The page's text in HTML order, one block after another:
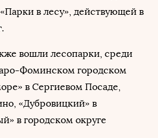
в лесу», действующей в
вошли лесопарки, среди
Фоминском городском
в Сергиевом Посаде,
«Дубровицкий» в
в городском округе